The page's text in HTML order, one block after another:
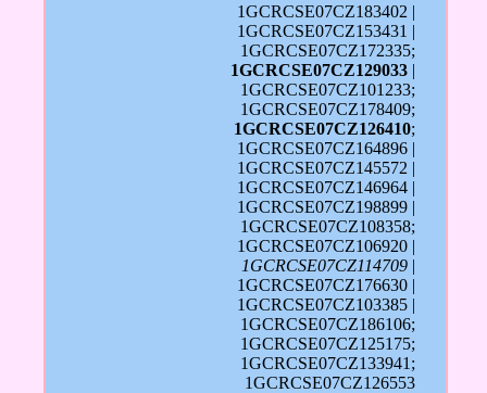
1GCRCSE07CZ183402 |
1GCRCSE07CZ153431 |
1GCRCSE07CZ172335;
1GCRCSE07CZ129033 |
1GCRCSE07CZ101233;
1GCRCSE07CZ178409;
1GCRCSE07CZ126410;
1GCRCSE07CZ164896 |
1GCRCSE07CZ145572 |
1GCRCSE07CZ146964 |
1GCRCSE07CZ198899 |
1GCRCSE07CZ108358;
1GCRCSE07CZ106920 |
1GCRCSE07CZ114709 |
1GCRCSE07CZ176630 |
1GCRCSE07CZ103385 |
1GCRCSE07CZ186106;
1GCRCSE07CZ125175;
1GCRCSE07CZ133941;
1GCRCSE07CZ126553